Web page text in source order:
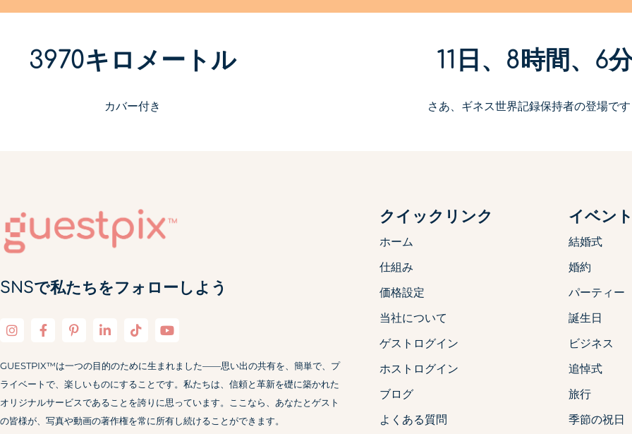
3970キロメートル
カバー付き
11日、8時間、6
さあ、ギネス世界記録保持者の登場で
SNSで私たちをフォローしよう
GUESTPIX™は一つの目的のために生まれました——思い出の共有を、簡単で、プ
ライベートで、楽しいものにすることです。私たちは、信頼と革新を礎に築かれた
オリジナルサービスであることを誇りに思っています。ここなら、あなたとゲスト
の皆様が、写真や動画の著作権を常に所有し続けることができます。
クイックリンク
ホーム
仕組み
価格設定
当社について
ゲストログイン
ホストログイン
ブログ
よくある質問
イベン
結婚式
婚約
パーティー
誕生日
ビジネス
追悼式
旅行
季節の祝日